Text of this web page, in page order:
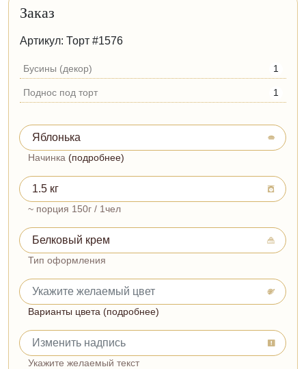
Заказ
Артикул: Торт #1576
Бусины (декор) 1
Поднос под торт 1
Начинка (подробнее)
~ порция 150г / 1чел
Тип оформления
Варианты цвета (подробнее)
Укажите желаемый текст